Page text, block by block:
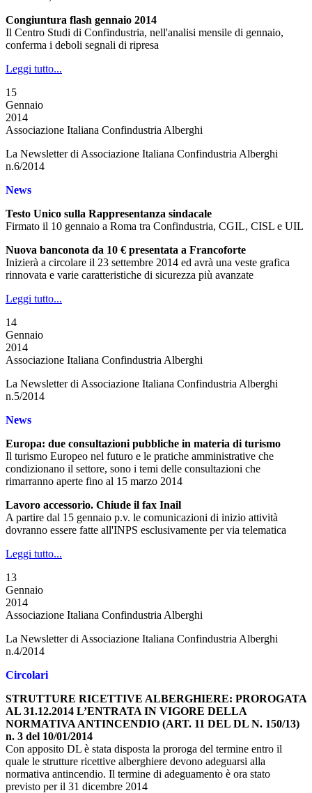
Congiuntura flash gennaio 2014
Il Centro Studi di Confindustria, nell'analisi mensile di gennaio,
conferma i deboli segnali di ripresa
Leggi tutto...
15
Gennaio
2014
Associazione Italiana Confindustria Alberghi
La Newsletter di Associazione Italiana Confindustria Alberghi
n.6/2014
News
Testo Unico sulla Rappresentanza sindacale
Firmato il 10 gennaio a Roma tra Confindustria, CGIL, CISL e UIL
Nuova banconota da 10 € presentata a Francoforte
Inizierà a circolare il 23 settembre 2014 ed avrà una veste grafica
rinnovata e varie caratteristiche di sicurezza più avanzate
Leggi tutto...
14
Gennaio
2014
Associazione Italiana Confindustria Alberghi
La Newsletter di Associazione Italiana Confindustria Alberghi
n.5/2014
News
Europa: due consultazioni pubbliche in materia di turismo
Il turismo Europeo nel futuro e le pratiche amministrative che
condizionano il settore, sono i temi delle consultazioni che
rimarranno aperte fino al 15 marzo 2014
Lavoro accessorio. Chiude il fax Inail
A partire dal 15 gennaio p.v. le comunicazioni di inizio attività
dovranno essere fatte all'INPS esclusivamente per via telematica
Leggi tutto...
13
Gennaio
2014
Associazione Italiana Confindustria Alberghi
La Newsletter di Associazione Italiana Confindustria Alberghi
n.4/2014
Circolari
STRUTTURE RICETTIVE ALBERGHIERE: PROROGATA
AL 31.12.2014 L’ENTRATA IN VIGORE DELLA
NORMATIVA ANTINCENDIO (ART. 11 DEL DL N. 150/13)
n. 3 del 10/01/2014
Con apposito DL è stata disposta la proroga del termine entro il
quale le strutture ricettive alberghiere devono adeguarsi alla
normativa antincendio. Il termine di adeguamento è ora stato
previsto per il 31 dicembre 2014